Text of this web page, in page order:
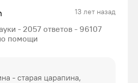
13 лет назад
- 2057 ответов - 96107
помощи
- старая царапина,